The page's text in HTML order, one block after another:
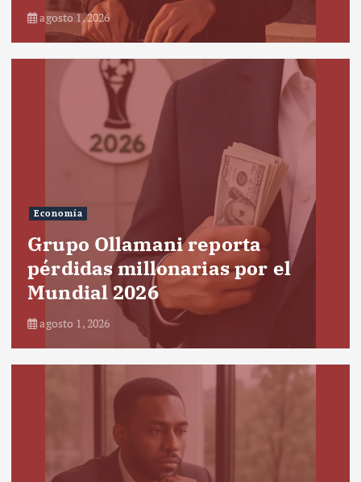
agosto 1, 2026
Economía
Grupo Ollamani reporta
pérdidas millonarias por el
Mundial 2026
agosto 1, 2026